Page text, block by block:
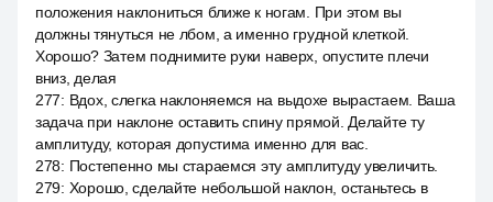
положения наклониться ближе к ногам. При этом вы
должны тянуться не лбом, а именно грудной клеткой.
Хорошо? Затем поднимите руки наверх, опустите плечи
вниз, делая
277: Вдох, слегка наклоняемся на выдохе вырастаем. Ваша
задача при наклоне оставить спину прямой. Делайте ту
амплитуду, которая допустима именно для вас.
278: Постепенно мы стараемся эту амплитуду увеличить.
279: Хорошо, сделайте небольшой наклон, останьтесь в